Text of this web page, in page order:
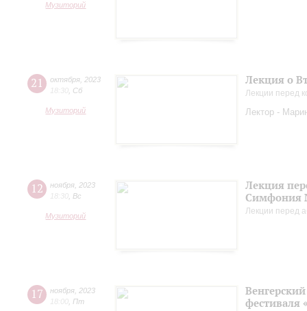
Музиторий
21 октября 2023
18:30 Сб
Музиторий
Лекция о
Лекции перед
Лектор -
12 ноября 2023
18:30 Вс
Музиторий
Лекция
Симфония
Лекции перед
17 ноября 2023
18:00 Пт
фестиваля